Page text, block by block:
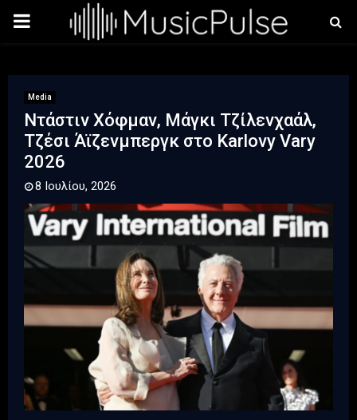
PRIMARY
Media
Ντάστιν Χόφμαν, Μάγκι Τζίλενχαάλ,
Τζέσι Άϊζενμπεργκ στο Karlovy Vary
2026
8 Ιουλίου, 2026